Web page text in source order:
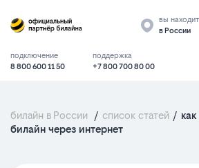
вы
в России
подключение
8 800 600 11 50
поддержка
+7 800 700 80 00
билайн в России / список статей /
билайн через интернет